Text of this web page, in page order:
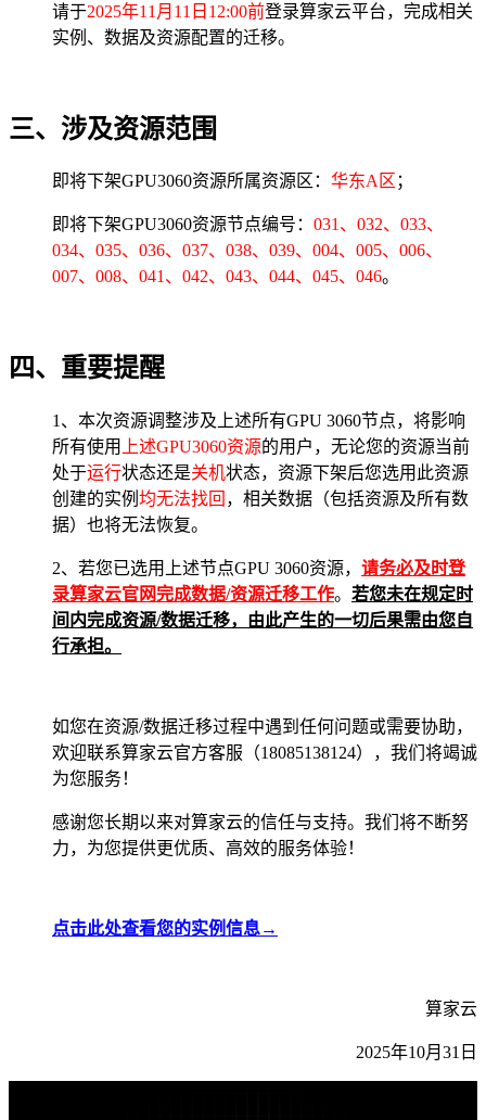
请于2025年11月11日12:00前登录算家云平台，完成相关
实例、数据及资源配置的迁移。
三、涉及资源范围
即将下架GPU3060资源所属资源区： 华东A区 ；
即将下架GPU3060资源节点编号： 031、032、033、
034、035、036、037、038、039、004、005、006、
007、008、041、042、043、044、045、046。
四、重要提醒
1、本次资源调整涉及上述所有GPU 3060节点，将影响
所有使用
上述GPU3060资源的用户，无论您的资源当前
处于运行状态还是关机状态，资源下架后您选用此资源
创建的实例 均无法找回 ，相关数据（包括资源及所有数
据）也将无法恢复。
2、若您已选用上述节点GPU 3060资源， 请务必及时登
录算家云官网完成数据/资源迁移工作。 若您未在规定时
间内完成资源/数据迁移，由此产生的一切后果需由您自
行承担。
如您在资源/数据迁移过程中遇到任何问题或需要协助，
欢迎联系算家云官方客服（18085138124），我们将竭诚
为您服务！
感谢您长期以来对算家云的信任与支持。我们将不断努
力，为您提供更优质、高效的服务体验！
点击此处查看您的实例信息→
算家云
2025年10月31日